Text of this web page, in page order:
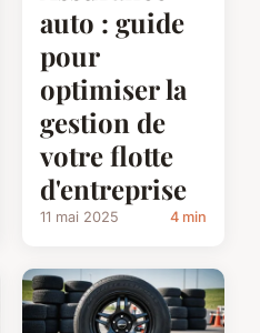
auto : guide
pour
optimiser la
gestion de
votre flotte
d'entreprise
11 mai 2025 4 min